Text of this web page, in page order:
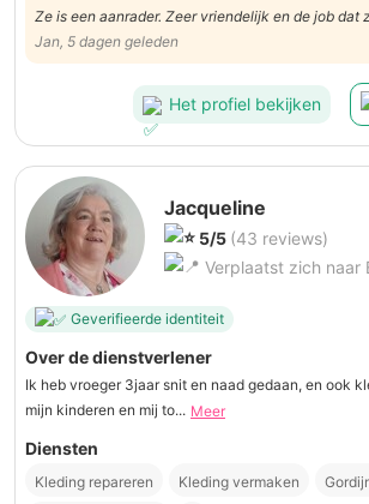
Ze is een aanrader. Zeer vriendelijk en de job dat
ons heeft ze ook goed gedaan. (Broek versmallen)
Jan, 5 dagen geleden
Het profiel bekijken
Jacqueline
5/5 (43 reviews)
Verplaatst zich naar
Geverifieerde identiteit
Over de dienstverlener
Ik heb vroeger 3jaar snit en naad gedaan, en ook
mijn kinderen en mij to... Meer
Diensten
Kleding repareren Kleding vermaken